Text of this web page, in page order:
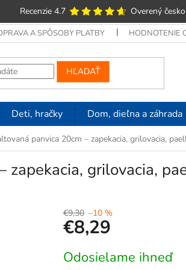
Recenzie 4.7 Overený
A SPÔSOBY PLATBY HODNOTENIE
HĽADAŤ
Deti, hračky Dom, dieľna a záhrada
panvica 20cm – zapekacia, grilovacia,
zapekacia, grilovacia,
€9,30 –10 %
€8,29
cena:
Odosielame ihneď